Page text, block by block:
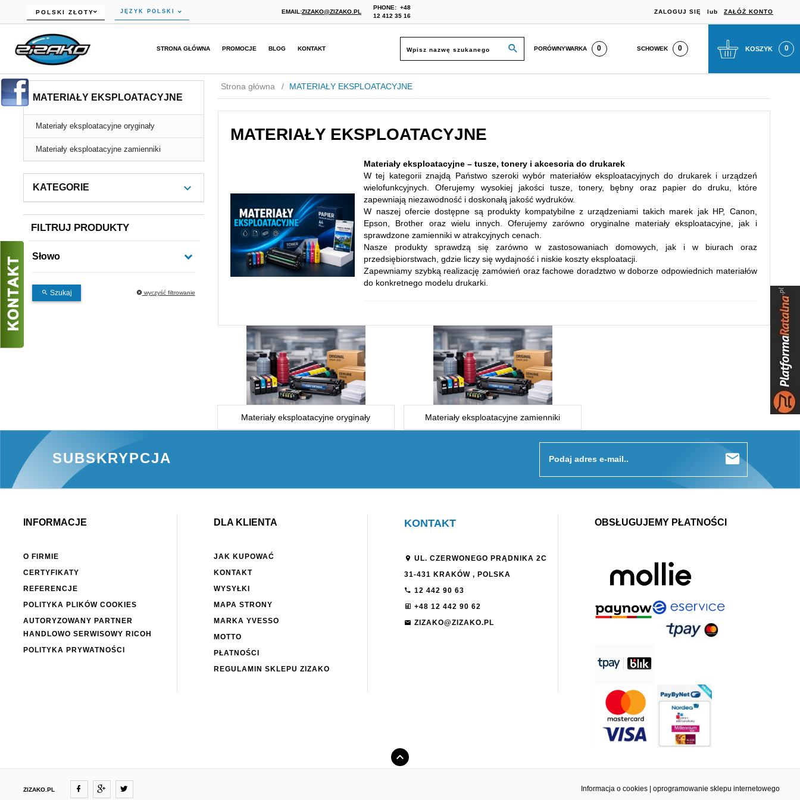
currency_h
POLSKI ZŁOTY JĘZYK POLSKI EMAIL:ZIZAKO@ZIZAKO.PL
PHONE: +48
12 412 35 16
ZALOGUJ SIĘ lub ZAŁÓŻ KONTO
STRONA GŁÓWNA PROMOCJE BLOG KONTAKT PORÓWNYWARKA SCHOWEK KOSZYK 0
MATERIAŁY EKSPLOATACYJNE
Materiały eksploatacyjne oryginały
Materiały eksploatacyjne zamienniki
KATEGORIE
FILTRUJ PRODUKTY
Słowo
Szukaj wyczyść filtrowanie
Strona główna MATERIAŁY EKSPLOATACYJNE
MATERIAŁY EKSPLOATACYJNE
Materiały eksploatacyjne – tusze, tonery i akcesoria do drukarek
W tej kategorii znajdą Państwo szeroki wybór materiałów eksploatacyjnych do drukarek i urządzeń
wielofunkcyjnych. Oferujemy wysokiej jakości tusze, tonery, bębny oraz papier do druku, które
zapewniają niezawodność i doskonałą jakość wydruków.
W naszej ofercie dostępne są produkty kompatybilne z urządzeniami takich marek jak HP, Canon,
Epson, Brother oraz wielu innych. Oferujemy zarówno oryginalne materiały eksploatacyjne, jak i
sprawdzone zamienniki w atrakcyjnych cenach.
Nasze produkty sprawdzą się zarówno w zastosowaniach domowych, jak i w biurach oraz
przedsiębiorstwach, gdzie liczy się wydajność i niskie koszty eksploatacji.
Zapewniamy szybką realizację zamówień oraz fachowe doradztwo w doborze odpowiednich materiałów
do konkretnego modelu drukarki.
Materiały eksploatacyjne oryginały Materiały eksploatacyjne zamienniki
SUBSKRYPCJA Podaj adres e-mail..
INFORMACJE
O FIRMIE
CERTYFIKATY
REFERENCJE
POLITYKA PLIKÓW COOKIES
AUTORYZOWANY PARTNER
HANDLOWO SERWISOWY RICOH
POLITYKA PRYWATNOŚCI
DLA KLIENTA
JAK KUPOWAĆ
KONTAKT
WYSYŁKI
MAPA STRONY
MARKA YVESSO
MOTTO
PŁATNOŚCI
REGULAMIN SKLEPU ZIZAKO
KONTAKT
UL. CZERWONEGO PRĄDNIKA 2C
31-431 KRAKÓW , POLSKA
12 442 90 63
+48 12 442 90 62
ZIZAKO@ZIZAKO.PL
OBSŁUGUJEMY PŁATNOŚCI
ZIZAKO.PL Informacja o cookies| oprogramowanie sklepu internetowego